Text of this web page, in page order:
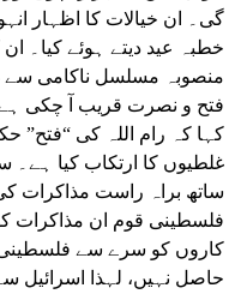
گی۔ ان خیالات کا اظہار
خطبہ عید دیتے ہوئے کیا۔
منصوبہ مسلسل ناکامی سے
فتح و نصرت قریب آ چکی
کہا کہ رام اللہ کی “فتح”
غلطیوں کا ارتکاب کیا ہے۔
ساتھ براہ راست مذاکرات
فلسطینی قوم ان مذاکرات
کاروں کو سرے سے
حاصل نہیں، لہذا اسرائیل